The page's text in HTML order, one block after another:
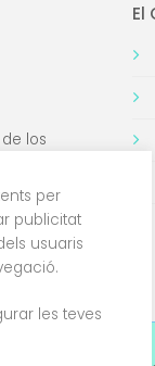
los
El
per
publicitat
usuaris
les teves